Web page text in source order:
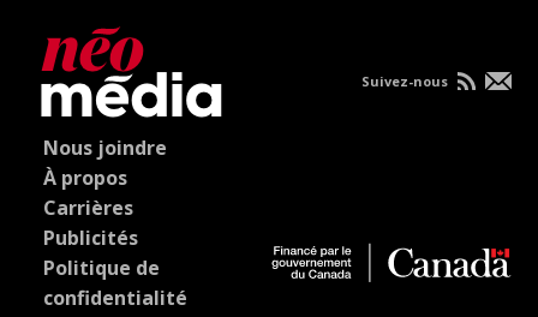
Nous joindre
À propos
Carrières
Publicités
Politique de
confidentialité
Suivez-nous